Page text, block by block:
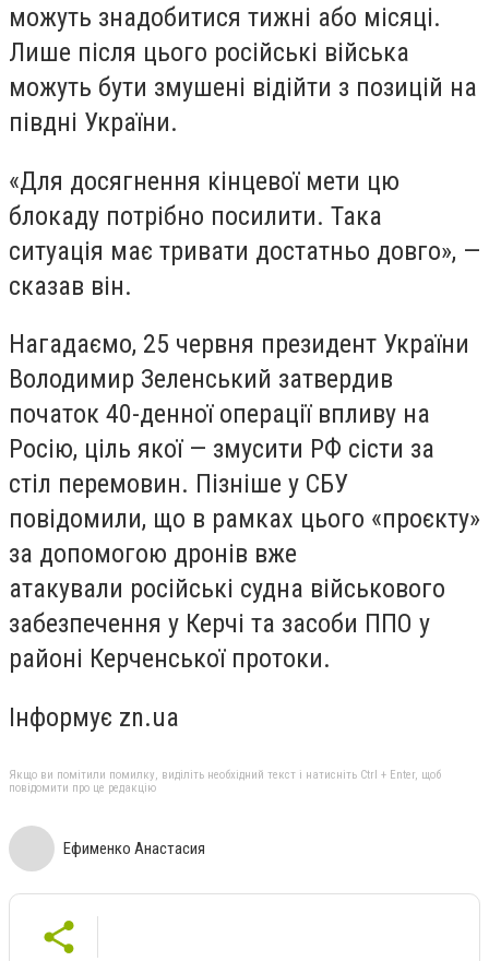
можуть знадобитися тижні або місяці.
Лише після цього російські війська
можуть бути змушені відійти з позицій на
півдні України.
«Для досягнення кінцевої мети цю
блокаду потрібно посилити. Така
ситуація має тривати достатньо довго», —
сказав він.
Нагадаємо, 25 червня президент України
Володимир Зеленський затвердив
початок 40-денної операції впливу на
Росію, ціль якої — змусити РФ сісти за
стіл перемовин. Пізніше у СБУ
повідомили, що в рамках цього «проєкту»
за допомогою дронів вже
атакували російські судна військового
забезпечення у Керчі та засоби ППО у
районі Керченської протоки.
Інформує zn.ua
Якщо ви помітили помилку, виділіть необхідний текст і натисніть Ctrl + Enter, щоб
повідомити про це редакцію
Ефименко Анастасия